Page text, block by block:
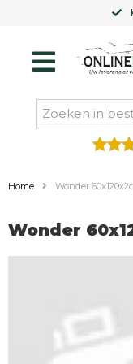
Home Wonder
Wonder